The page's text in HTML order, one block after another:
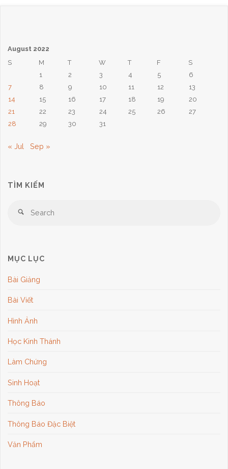
August 2022
S
M T W T F
S
1
2 3 4 5
6
7
8 9 10 11 12
13
14
15 16 17 18 19
20
21
22 23 24 25 26
27
28
29 30 31
« Jul Sep »
TÌM KIẾM
Search
MỤC LỤC
Bài Giảng
Bài Viết
Hình Ảnh
Học Kinh Thánh
Làm Chứng
Sinh Hoạt
Thông Báo
Thông Báo Đặc Biệt
Văn Phẩm